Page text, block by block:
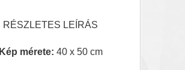
RÉSZLETES LEÍRÁS
Kép mérete: 40 x 50 cm